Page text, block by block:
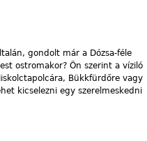
gondolt már a Dózsa-féle
ostromakor? Ön szerint a víziló
Bükkfürdőre vagy
kicselezni egy szerelmeskedni